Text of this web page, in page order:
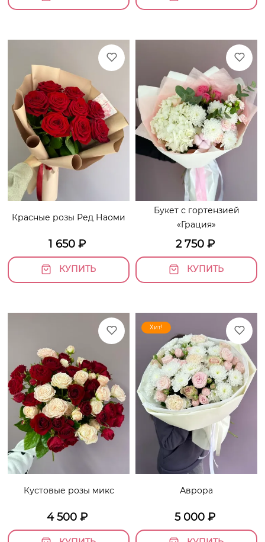
Красные розы Ред Наоми
1 650 ₽
КУПИТЬ
Букет с гортензией
«Грация»
2 750₽
КУПИТЬ
Кустовые розы микс
4 500 ₽
Хит!
Аврора
5 000 ₽